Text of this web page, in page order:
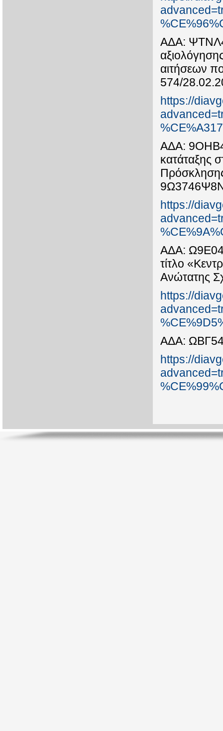
ΑΔΑ:
αιτήσεων
574/
https://
ΑΔΑ:
κατάταξης
https://
ΑΔΑ:
τίτλο
Ανώτατης
https://
ΑΔΑ:
https://